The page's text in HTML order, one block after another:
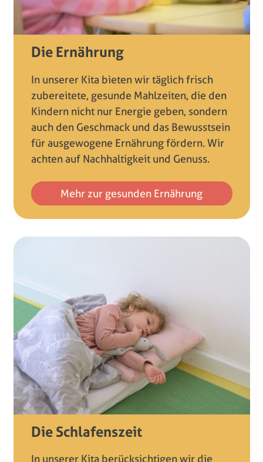
Die Ernährung
In unserer Kita bieten wir täglich frisch
zubereitete, gesunde Mahlzeiten, die den
Kindern nicht nur Energie geben, sondern
auch den Geschmack und das Bewusstsein
für ausgewogene Ernährung fördern. Wir
achten auf Nachhaltigkeit und Genuss.
Mehr zur gesunden Ernährung
Die Schlafenszeit
In unserer Kita berücksichtigen wir die